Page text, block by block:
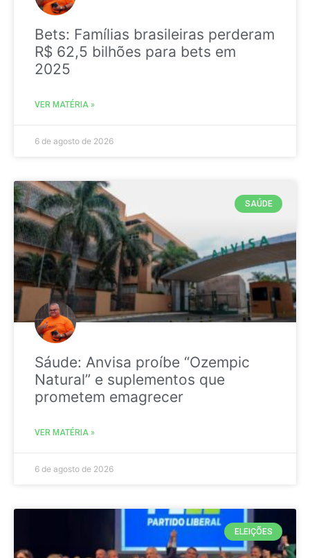
Bets: Famílias brasileiras perderam
R$ 62,5 bilhões para bets em
2025
VER MATÉRIA »
6 de agosto de 2026
SAÚDE
Sáude: Anvisa proíbe “Ozempic
Natural” e suplementos que
prometem emagrecer
VER MATÉRIA »
6 de agosto de 2026
ELEIÇÕES